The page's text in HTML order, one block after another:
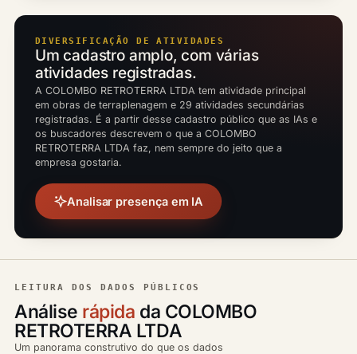
DIVERSIFICAÇÃO DE ATIVIDADES
Um cadastro amplo, com várias
atividades registradas.
A COLOMBO RETROTERRA LTDA tem atividade principal
em obras de terraplenagem e 29 atividades secundárias
registradas. É a partir desse cadastro público que as IAs e
os buscadores descrevem o que a COLOMBO
RETROTERRA LTDA faz, nem sempre do jeito que a
empresa gostaria.
Analisar presença em IA
LEITURA DOS DADOS PÚBLICOS
Análise rápida da COLOMBO
RETROTERRA LTDA
Um panorama construtivo do que os dados